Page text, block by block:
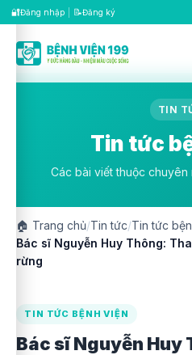
🔐Đăng nhập 📝Đăng ký
TIN
Tin tức
Các bài viết thuộc chuyên
🏠 Trang chủ/Tin tức/Tin tức
Bác sĩ Nguyễn Huy Thông:
rừng
TIN TỨC BỆNH VIỆN
Bác sĩ Nguyễn Huy